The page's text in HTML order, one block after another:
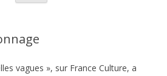
contenu
vagues », sur France Culture, a